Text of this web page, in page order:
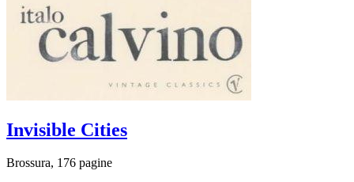
Invisible Cities
Brossura, 176 pagine